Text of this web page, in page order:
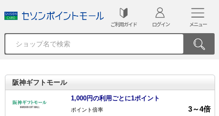
ご利用ガイド ログイン メニュー
阪神ギフトモール
1,000円の利用ごとに1ポイント
ポイント倍率 3～4倍